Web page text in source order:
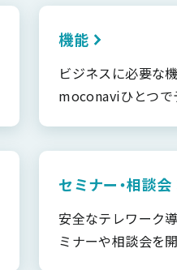
機能
ビジネスに必要な
moconaviひとつで
セミナー・相談会
安全なテレワーク
ミナーや相談会を